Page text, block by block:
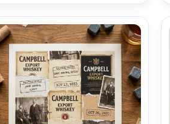
bar en casa, Nikon Z7II 35mm,
prácticas en tungsteno cálido,
de color cinemática, grano
papel detallado, alta resolución -
-ar 4:5